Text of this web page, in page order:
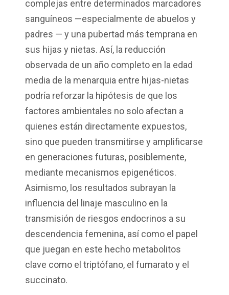
complejas entre determinados marcadores
sanguíneos —especialmente de abuelos y
padres — y una pubertad más temprana en
sus hijas y nietas. Así, la reducción
observada de un año completo en la edad
media de la menarquia entre hijas-nietas
podría reforzar la hipótesis de que los
factores ambientales no solo afectan a
quienes están directamente expuestos,
sino que pueden transmitirse y amplificarse
en generaciones futuras, posiblemente,
mediante mecanismos epigenéticos.
Asimismo, los resultados subrayan la
influencia del linaje masculino en la
transmisión de riesgos endocrinos a su
descendencia femenina, así como el papel
que juegan en este hecho metabolitos
clave como el triptófano, el fumarato y el
succinato.